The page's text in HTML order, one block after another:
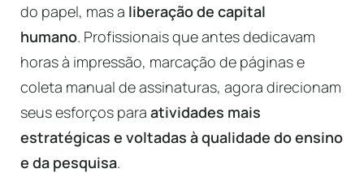
do papel, mas a liberação de capital
humano. Profissionais que antes dedicavam
horas à impressão, marcação de páginas e
coleta manual de assinaturas, agora direcionam
seus esforços para atividades mais
estratégicas e voltadas à qualidade do ensino
e da pesquisa.